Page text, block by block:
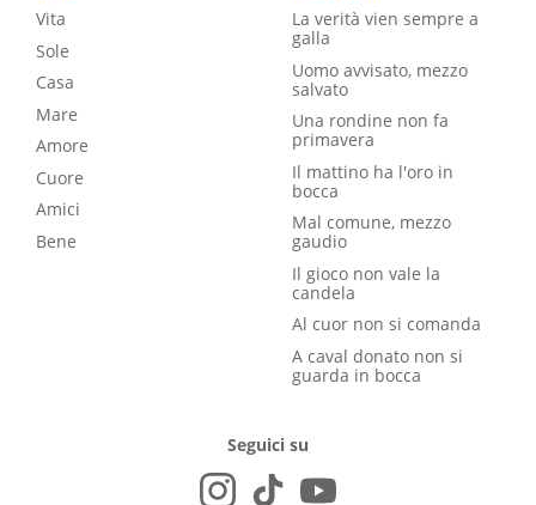
Vita
Sole
Casa
Mare
Amore
Cuore
Amici
Bene
La verità vien sempre a
galla
Uomo avvisato, mezzo
salvato
Una rondine non fa
primavera
Il mattino ha l'oro in
bocca
Mal comune, mezzo
gaudio
Il gioco non vale la
candela
Al cuor non si comanda
A caval donato non si
guarda in bocca
Seguici su